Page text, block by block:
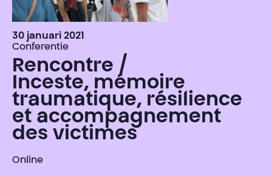
30 januari 2021
Conferentie
Rencontre /
Inceste, mémoire
traumatique, résilience
et accompagnement
des victimes
Online